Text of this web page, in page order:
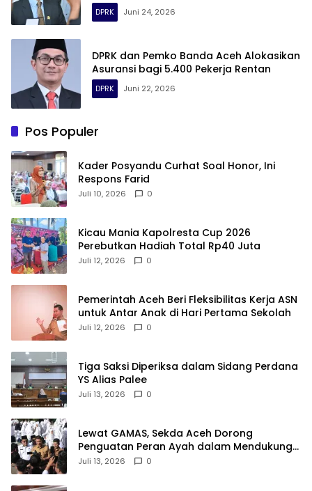
DPRK Juni 24, 2026
DPRK dan Pemko Banda Aceh Alokasikan
Asuransi bagi 5.400 Pekerja Rentan
DPRK Juni 22, 2026
Pos Populer
Kader Posyandu Curhat Soal Honor, Ini
Respons Farid
Juli 10, 2026 0
Kicau Mania Kapolresta Cup 2026
Perebutkan Hadiah Total Rp40 Juta
Juli 12, 2026 0
Pemerintah Aceh Beri Fleksibilitas Kerja ASN
untuk Antar Anak di Hari Pertama Sekolah
Juli 12, 2026 0
Tiga Saksi Diperiksa dalam Sidang Perdana
YS Alias Palee
Juli 13, 2026 0
Lewat GAMAS, Sekda Aceh Dorong
Penguatan Peran Ayah dalam Mendukung
Pendidikan Anak
Juli 13, 2026 0